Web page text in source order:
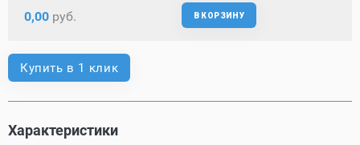
0,00 руб. В КОРЗИНУ
Купить в 1 клик
Характеристики